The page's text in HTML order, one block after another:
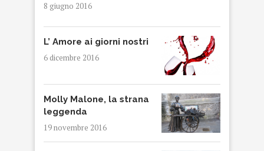
8 giugno 2016
L’ Amore ai giorni nostri
6 dicembre 2016
Molly Malone, la strana
leggenda
19 novembre 2016